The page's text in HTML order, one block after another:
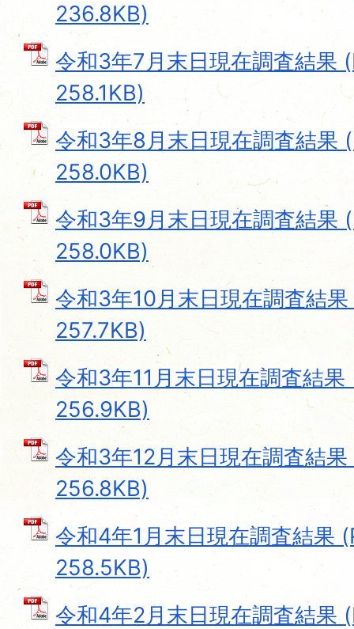
236.8KB)
令和3年7月末日現在調査結果
258.1KB)
令和3年8月末日現在調査結果
258.0KB)
令和3年9月末日現在調査結果
258.0KB)
令和3年10月末日現在調査結
257.7KB)
令和3年11月末日現在調査結
256.9KB)
令和3年12月末日現在調査結
256.8KB)
令和4年1月末日現在調査結果
258.5KB)
令和4年2月末日現在調査結果